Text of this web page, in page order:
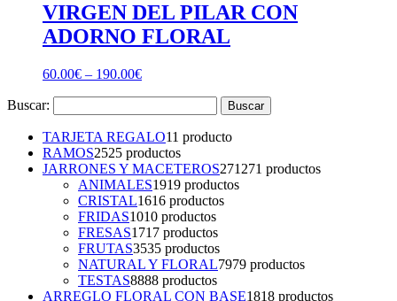
VIRGEN DEL PILAR CON
ADORNO FLORAL
60.00€ – 190.00€
Buscar:
TARJETA REGALO11 producto
RAMOS2525 productos
JARRONES Y MACETEROS271 271 productos
ANIMALES1919 productos
CRISTAL1616 productos
FRIDAS1010 productos
FRESAS1717 productos
FRUTAS3535 productos
NATURAL Y FLORAL7979 productos
TESTAS8888 productos
ARREGLO FLORAL CON BASE1818 productos